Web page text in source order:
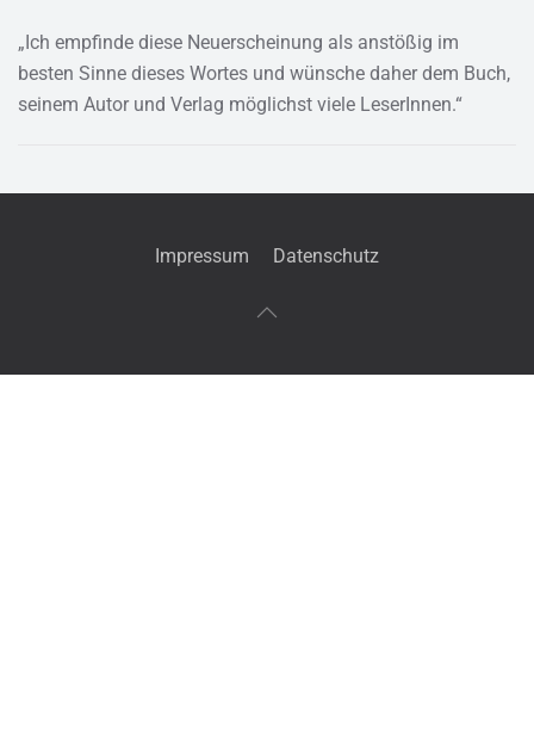
„Ich empfinde diese Neuerscheinung als anstößig im
besten Sinne dieses Wortes und wünsche daher dem Buch,
seinem Autor und Verlag möglichst viele LeserInnen.“
Impressum Datenschutz